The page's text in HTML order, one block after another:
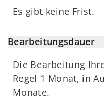
Es gibt keine Frist.
Bearbeitungsdauer
Die Bearbeitung
Regel 1 Monat, in
Monate.